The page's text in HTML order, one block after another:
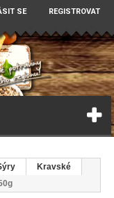
SE REGISTROVAT
Kravské